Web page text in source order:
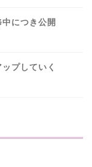
につき公開
プしていく